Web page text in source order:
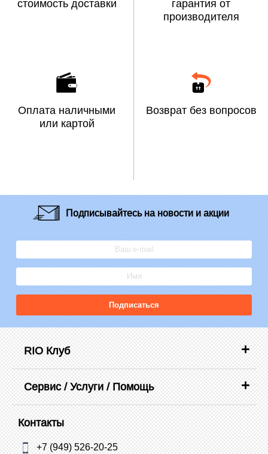
стоимость доставки
гарантия от
производителя
Оплата наличными
или картой
Возврат без вопросов
Подписывайтесьна новости и акции
Подписаться
RIO Клуб
Сервис / Услуги / Помощь
Контакты
+7 (949) 526-20-25